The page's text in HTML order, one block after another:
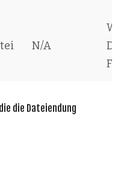
N/A
File
die Dateiendung